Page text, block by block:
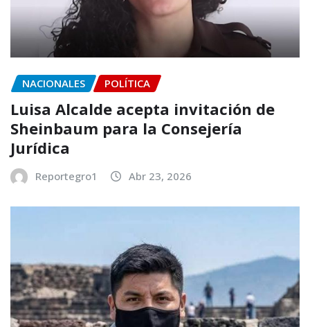
NACIONALES POLÍTICA
Luisa Alcalde acepta invitación de
Sheinbaum para la Consejería
Jurídica
Reportegro1 Abr 23, 2026